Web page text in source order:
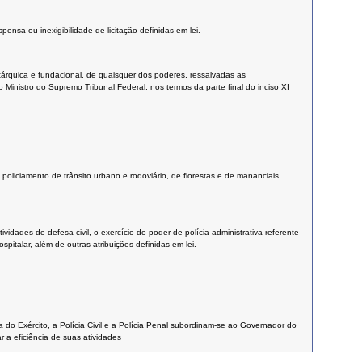
ou inexigibilidade de licitação definidas em lei.
e fundacional, de quaisquer dos poderes, ressalvadas as
do Supremo Tribunal Federal, nos termos da parte final do inciso XI
de trânsito urbano e rodoviário, de florestas e de mananciais,
de defesa civil, o exercício do poder de polícia administrativa referente
além de outras atribuições definidas em lei.
Exército, a Polícia Civil e a Polícia Penal subordinam-se ao Governador do
a eficiência de suas atividades